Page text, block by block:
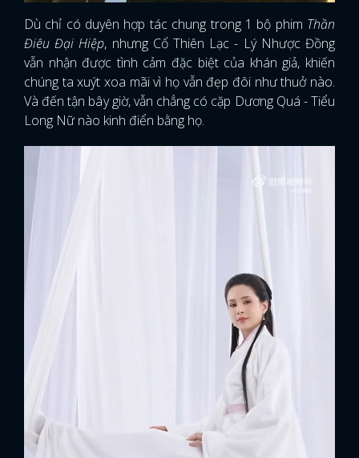
Dù chỉ có duyên hợp tác chung trong 1 bộ phim Thần
Điêu Đại Hiệp, nhưng Cổ Thiên Lạc - Lý Nhược Đồng
vẫn nhận được tình cảm đặc biệt của khán giả, khiến
chúng ta xuýt xoa mãi vì họ vẫn đẹp đôi như thuở nào.
Và đến tận bây giờ, vẫn chẳng có cặp Dương Quá - Tiểu
Long Nữ nào kinh điển bằng họ.